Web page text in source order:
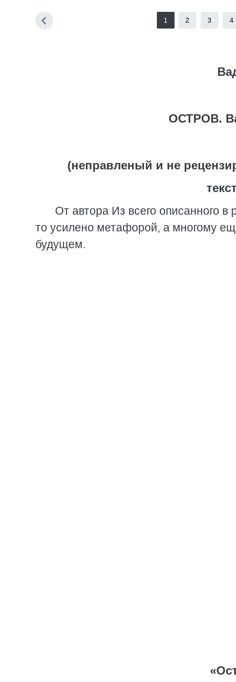
1 2 3 4
ОСТРОВ.
(неправленый и не
От автора Из всего описанного в
то усилено метафорой, а многому
будущем.